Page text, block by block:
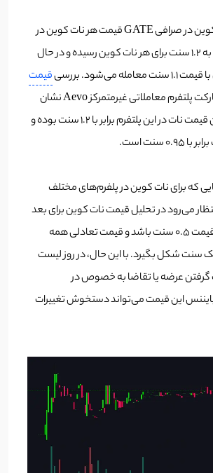
در پری مارکت نات کوین در صرافی GATE قیمت هر نات کوین در
بالاترین مقدار خود به 1.2 سنت برای هر نات کوین رسیده و در حال
می‌شود. بررسی
قیمت
در پری مارکت پلتفرم معاملاتی غیرمتمرکز Aevo نشان
می‌دهد که بالاترین قیمت نات در این پلتفرم برابر با 1.2 سنت بوده و
سنت است.
که برای نات کوین در پلفرم‌های مختلف
می‌رود در تحلیل قیمت نات کوین برای بعد
از لیست شدن کف قیمت 0.5 سنت باشد و قیمت تعادلی همه
سنت شکل بگیرد. با این حال، در روز لیست
عرضه یا تقاضا به خصوص در
بایننس این قیمت می‌تواند دستخوش تغییرات